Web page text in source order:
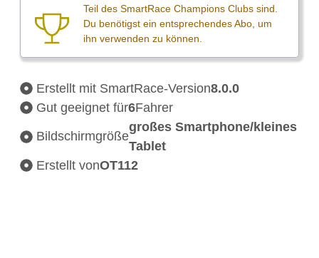
Teil des SmartRace Champions Clubs sind.
Du benötigst ein entsprechendes Abo, um
ihn verwenden zu können.
Erstellt mit SmartRace-Version8.0.0
Gut geeignet für6Fahrer
Bildschirmgröße
großes Smartphone/kleines
Tablet
Erstellt vonOT112